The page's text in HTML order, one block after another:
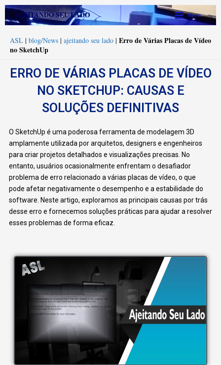
para
conteúdo
AJEITANDO SEU LADO
Main
Menu
ASL | blog/News | ajeitando seu lado | Erro de Várias Placas de Vídeo
no SketchUp
ERRO DE VÁRIAS PLACAS DE VÍDEO
NO SKETCHUP: CAUSAS E
SOLUÇÕES DEFINITIVAS
O SketchUp é uma poderosa ferramenta de modelagem 3D
amplamente utilizada por arquitetos, designers e engenheiros
para criar projetos detalhados e visualizações precisas. No
entanto, usuários ocasionalmente enfrentam o desafiador
problema de erro relacionado a várias placas de vídeo, o que
pode afetar negativamente o desempenho e a estabilidade do
software. Neste artigo, exploramos as principais causas por trás
desse erro e fornecemos soluções práticas para ajudar a resolver
esses problemas de forma eficaz.